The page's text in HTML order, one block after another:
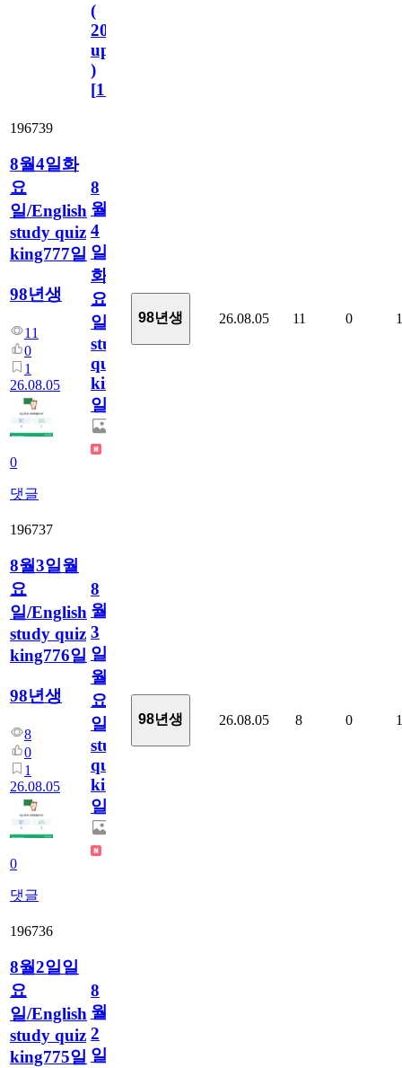
(
2023.11.1
update
)
[110
196739
8월4일화
요
일/English
study quiz
king777일
98년생
11
0
1
26.08.05
0
댓글
8
월
4
일
화
요
일/English
study
quiz
king777
일
98년생 26.08.05 11 0 1
196737
8월3일월
요
일/English
study quiz
king776일
98년생
8
0
1
26.08.05
0
댓글
8
월
3
일
월
요
일/English
study
quiz
king776
일
98년생 26.08.05 8 0 1
196736
8월2일일
요
일/English
study quiz
king775일
8
월
2
일